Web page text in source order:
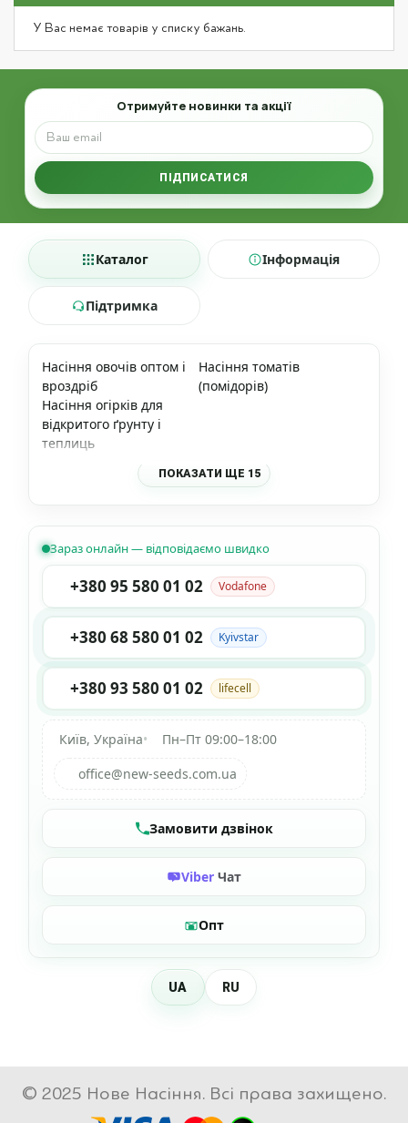
У Вас немає товарів у списку бажань.
Email
Отримуйте новинки та акції
ПІДПИСАТИСЯ
Каталог Інформація
Підтримка
Насіння овочів оптом і
вроздріб
Насіння томатів
(помідорів)
Насіння огірків для
відкритого ґрунту і
теплиць
ПОКАЗАТИ ЩЕ 15
Зараз онлайн — відповідаємо швидко
+380 95 580 01 02 Vodafone
+380 68 580 01 02 Kyivstar
+380 93 580 01 02 lifecell
Київ, Україна•
Пн–Пт 09:00–18:00
office@new-seeds.com.ua
Замовити дзвінок
Viber Чат
Опт
UA RU
© 2025 Нове Насіння. Всі права захищено.